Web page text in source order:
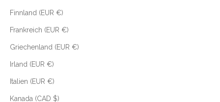
Finnland (EUR €)
Frankreich (EUR €)
Griechenland (EUR €)
Irland (EUR €)
Italien (EUR €)
Kanada (CAD $)